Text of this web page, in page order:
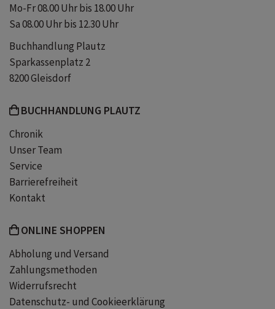
Mo-Fr 08.00 Uhr bis 18.00 Uhr
Sa 08.00 Uhr bis 12.30 Uhr
Buchhandlung Plautz
Sparkassenplatz 2
8200 Gleisdorf
BUCHHANDLUNG PLAUTZ
Chronik
Unser Team
Service
Barrierefreiheit
Kontakt
ONLINE SHOPPEN
Abholung und Versand
Zahlungsmethoden
Widerrufsrecht
Datenschutz- und Cookieerklärung